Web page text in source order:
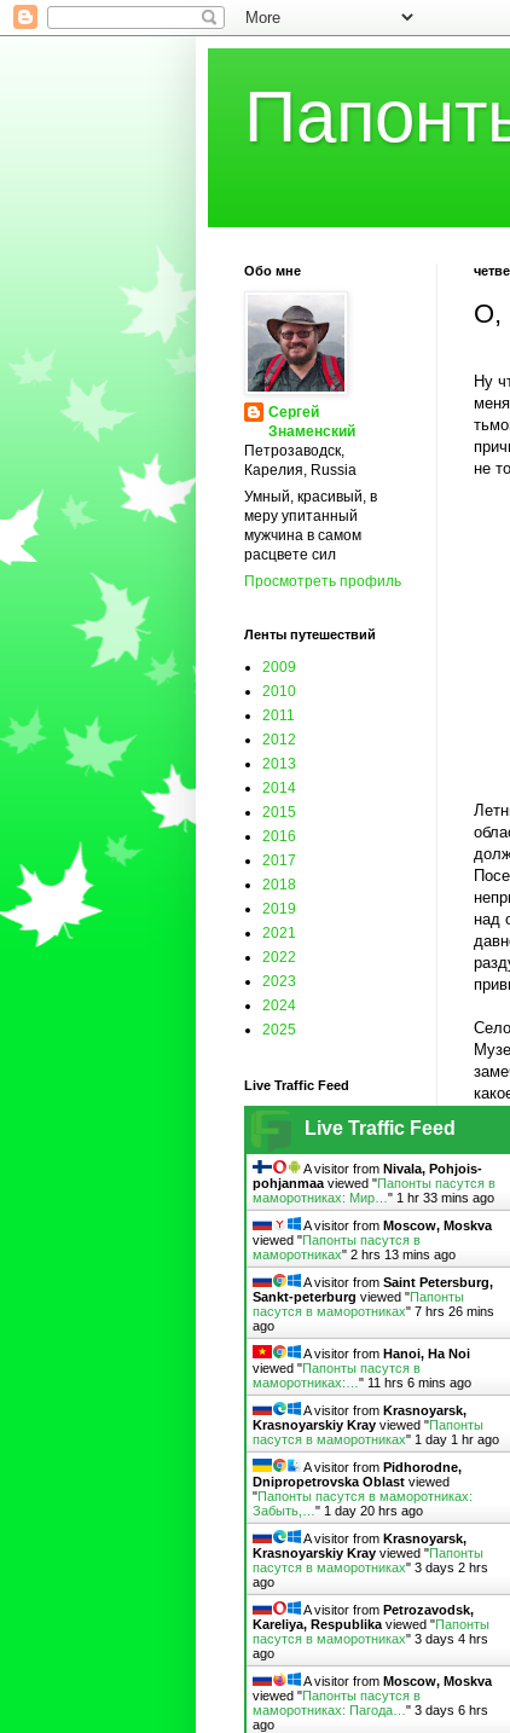
О,
Ну
не
над
Обо мне
Сергей
Знаменский
Петрозаводск,
Карелия, Russia
Умный, красивый, в
меру упитанный
мужчина в самом
расцвете сил
Просмотреть профиль
Ленты путешествий
2009
2010
2011
2012
2013
2014
2015
2016
2017
2018
2019
2021
2022
2023
2024
2025
Live Traffic Feed
Live Traffic Feed
A visitor from Nivala, Pohjois-
pohjanmaa viewed "Папонты пасутся в
маморотниках: Мир… " 1 hr 33 mins ago
A visitor from Moscow, Moskva
viewed "Папонты пасутся в
маморотниках" 2 hrs 13 mins ago
A visitor from Saint Petersburg,
Sankt-peterburg viewed "Папонты
пасутся в маморотниках" 7 hrs 26 mins
ago
A visitor from Hanoi, Ha Noi
viewed "Папонты пасутся в
маморотниках:… " 11 hrs 6 mins ago
A visitor from Krasnoyarsk,
Krasnoyarskiy Kray viewed "Папонты
пасутся в маморотниках" 1 day 1 hr ago
A visitor from Pidhorodne,
Dnipropetrovska Oblast viewed
"Папонты пасутся в маморотниках:
Забыть,… " 1 day 20 hrs ago
A visitor from Krasnoyarsk,
Krasnoyarskiy Kray viewed "Папонты
пасутся в маморотниках" 3 days 2 hrs
ago
A visitor from Petrozavodsk,
Kareliya, Respublika viewed "Папонты
пасутся в маморотниках" 3 days 4 hrs
ago
A visitor from Moscow, Moskva
viewed "Папонты пасутся в
маморотниках: Пагода… " 3 days 6 hrs
ago